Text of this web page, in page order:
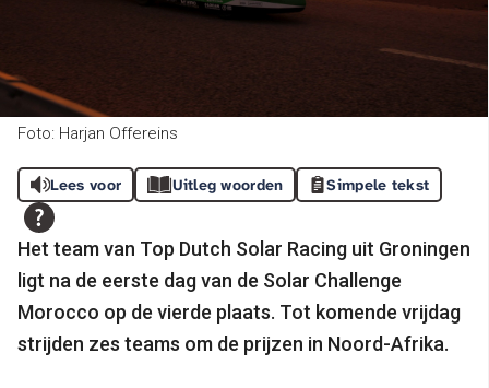
Foto: Harjan Offereins
Lees voor Uitleg woorden Simpele tekst
Het team van Top Dutch Solar Racing uit Groningen
ligt na de eerste dag van de Solar Challenge
Morocco op de vierde plaats. Tot komende vrijdag
strijden zes teams om de prijzen in Noord-Afrika.